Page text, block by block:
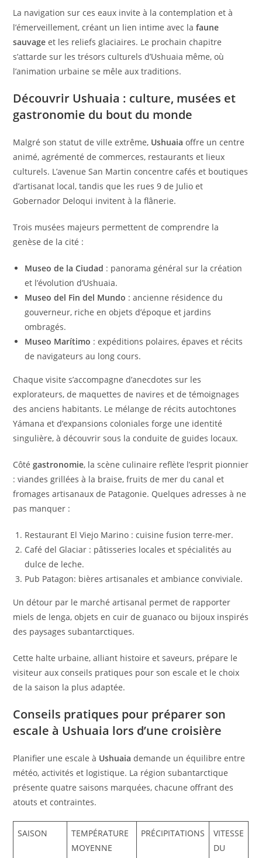
La navigation sur ces eaux invite à la contemplation et à
l’émerveillement, créant un lien intime avec lafaune
sauvage et les reliefs glaciaires. Le prochain chapitre
s’attarde sur les trésors culturels d’Ushuaia même, où
l’animation urbaine se mêle aux traditions.
Découvrir Ushuaia : culture, musées et
gastronomie du bout du monde
Malgré son statut de ville extrême, Ushuaia offre un centre
animé, agrémenté de commerces, restaurants et lieux
culturels. L’avenue San Martin concentre cafés et boutiques
d’artisanat local, tandis que les rues 9 de Julio et
Gobernador Deloqui invitent à la flânerie.
Trois musées majeurs permettent de comprendre la
genèse de la cité :
Museo de la Ciudad : panorama général sur la création
et l’évolution d’Ushuaia.
Museo del Fin del Mundo : ancienne résidence du
gouverneur, riche en objets d’époque et jardins
ombragés.
Museo Marítimo : expéditions polaires, épaves et récits
de navigateurs au long cours.
Chaque visite s’accompagne d’anecdotes sur les
explorateurs, de maquettes de navires et de témoignages
des anciens habitants. Le mélange de récits autochtones
Yámana et d’expansions coloniales forge une identité
singulière, à découvrir sous la conduite de guides locaux.
Côtégastronomie, la scène culinaire reflète l’esprit pionnier
: viandes grillées à la braise, fruits de mer du canal et
fromages artisanaux de Patagonie. Quelques adresses à ne
pas manquer :
Restaurant El Viejo Marino : cuisine fusion terre-mer.
Café del Glaciar : pâtisseries locales et spécialités au
dulce de leche.
Pub Patagon: bières artisanales et ambiance conviviale.
Un détour par le marché artisanal permet de rapporter
miels de lenga, objets en cuir de guanaco ou bijoux inspirés
des paysages subantarctiques.
Cette halte urbaine, alliant histoire et saveurs, prépare le
visiteur aux conseils pratiques pour son escale et le choix
de la saison la plus adaptée.
Conseils pratiques pour préparer son
escale à Ushuaia lors d’une croisière
Planifier une escale à Ushuaia demande un équilibre entre
météo, activités et logistique. La région subantarctique
présente quatre saisons marquées, chacune offrant des
atouts et contraintes.
SAISON
TEMPÉRATURE
MOYENNE
PRÉCIPITATIONS
VITESSE
DU